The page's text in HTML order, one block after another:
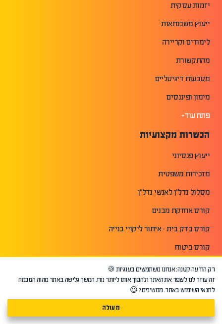
יזמות עסקית
ייעוץ משכנתאות
לימודים וקריירה
מהתקשורת
מטבעות דיגיטליים
מימון ופיננסים
פתח עוד+
הכשרות מקצועיות
ייעוץ פנסיוני
מזכירות משפטית
מסלול נדל"ן לאנשי נדל"ן
קורס אחזקת מבנים
קורס בדק בית - איתור ליקויי בנייה
קורס ביטוח
קורס הכרת המחשב
קורס הערכה ואיתור של נזקי מים
קורס הערכת אומנות ועיצוב
קורס השקעות נדלן ארצות ארה"ב
רק הודעה קטנה: אנחנו משתמשים בעוגיות 🍪
זה עוזר לנו לשפר את האתר ולהפוך אותו ליותר נוח. המשך גלישה באתר מהוה הסכמה
לתנאי השימוש באתר. ממשיכים? 😉
מעולה